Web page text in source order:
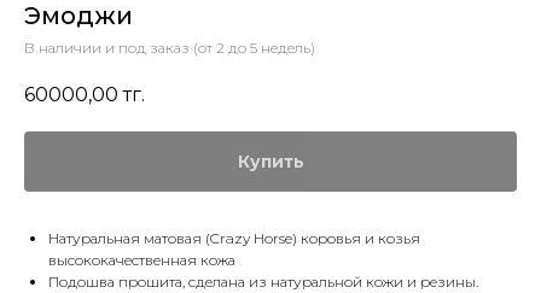
Эмоджи
В наличии и под заказ (от 2 до 5 недель)
60000,00 тг.
Купить
Натуральная матовая (Crazy Horse) коровья и козья
высококачественная кожа
Подошва прошита, сделана из натуральной кожи и резины.